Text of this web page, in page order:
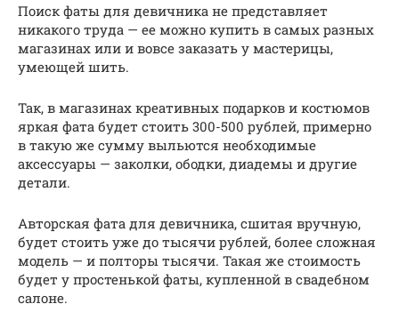
Поиск фаты для девичника не представляет
никакого труда — ее можно купить в самых разных
магазинах или и вовсе заказать у мастерицы,
умеющей шить.
Так, в магазинах креативных подарков и костюмов
яркая фата будет стоить 300-500 рублей, примерно
в такую же сумму выльются необходимые
аксессуары — заколки, ободки, диадемы и другие
детали.
Авторская фата для девичника, сшитая вручную,
будет стоить уже до тысячи рублей, более сложная
модель — и полторы тысячи. Такая же стоимость
будет у простенькой фаты, купленной в свадебном
салоне.